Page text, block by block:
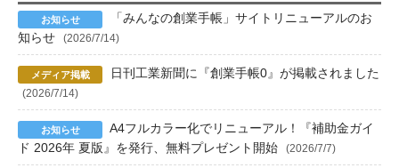
「みんなの創業手帳」サイトリニューアルのお
知らせ
(2026/7/14)
日刊工業新聞に『創業手帳0』が掲載されました
(2026/7/14)
A4フルカラー化でリニューアル！『補助金ガイ
ド 2026年 夏版』を発行、無料プレゼント開始
(2026/7/7)